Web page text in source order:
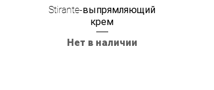
Stirante-выпрямляющий
крем
Нет в наличии